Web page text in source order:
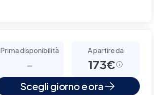
Prima disponibilità
-
A partire da
173€
Scegli giorno e ora